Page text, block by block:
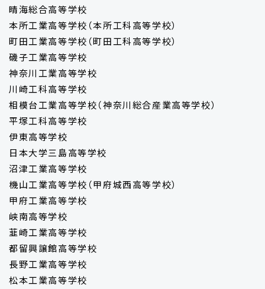
晴海総合高等学校
本所工業高等学校（本所工科高等学校）
町田工業高等学校（町田工科高等学校）
磯子工業高等学校
神奈川工業高等学校
川崎工科高等学校
相模台工業高等学校（神奈川総合産業高等学校）
平塚工科高等学校
伊東高等学校
日本大学三島高等学校
沼津工業高等学校
機山工業高等学校（甲府城西高等学校）
甲府工業高等学校
峡南高等学校
韮崎工業高等学校
都留興譲館高等学校
長野工業高等学校
松本工業高等学校